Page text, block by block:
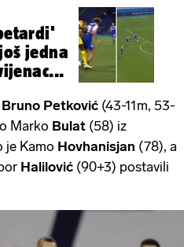
jedna
Bruno Petković (43-11m, 53-
Marko Bulat (58) iz
je Kamo Hovhanisjan (78), a
Halilović (90+3) postavili